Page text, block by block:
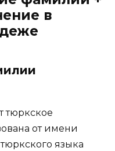
в
тюркское
от имени
языка